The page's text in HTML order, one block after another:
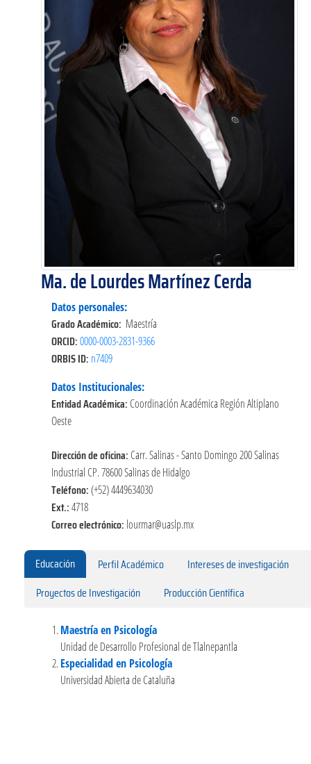
Ma. de Lourdes Martínez Cerda
Datos personales:
Grado Académico: Maestría
ORCID:0000-0003-2831-9366
ORBIS ID: n7409
Datos Institucionales:
Entidad Académica: Coordinación Académica Región Altiplano
Oeste
Dirección de oficina: Carr. Salinas - Santo Domingo 200 Salinas
Industrial CP. 78600 Salinas de Hidalgo
Teléfono:(+52) 4449634030
Ext.:4718
Correo electrónico: lourmar@uaslp.mx
Educación Perfil Académico
Intereses de investigación
Proyectos de Investigación
Producción Científica
Maestría en Psicología
Unidad de Desarrollo Profesional de Tlalnepantla
Especialidad en Psicología
Universidad Abierta de Cataluña